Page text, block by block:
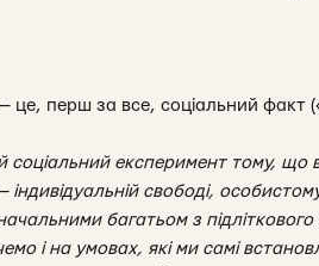
— це, перш за все, соціальний факт
експеримент тому, що в
свободі,
багатьом з
і на умовах, які ми самі